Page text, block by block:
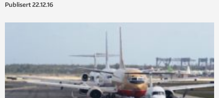
Publisert 22.12.16